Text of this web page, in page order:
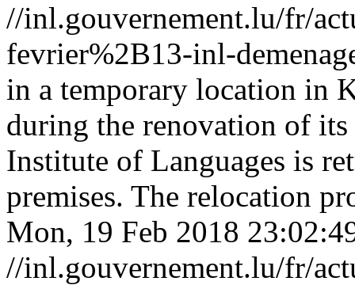
//inl.gouvernement.lu/fr/
fevrier%2B13-inl-
in a temporary location in
during the renovation of
Institute of Languages is
premises. The relocation
Mon, 19 Feb 2018
//inl.gouvernement.lu/fr/